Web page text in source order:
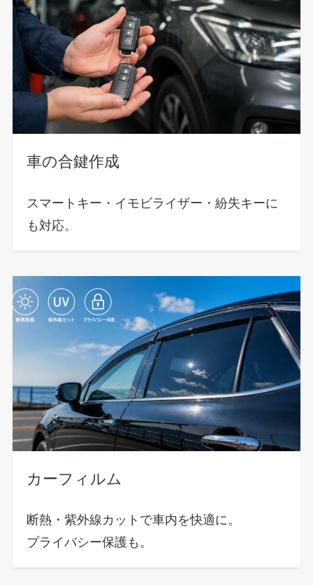
車の合鍵作成
スマートキー・イモビライザー・紛失キーに
も対応。
カーフィルム
断熱・紫外線カットで車内を快適に。
プライバシー保護も。